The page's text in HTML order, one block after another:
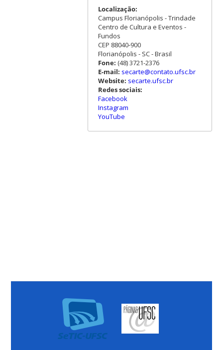
Localização:
Campus Florianópolis - Trindade
Centro de Cultura e Eventos -
Fundos
CEP 88040-900
Florianópolis - SC - Brasil
Fone: (48) 3721-2376
E-mail: secarte@contato.ufsc.br
Website: secarte.ufsc.br
Redes sociais:
Facebook
Instagram
YouTube